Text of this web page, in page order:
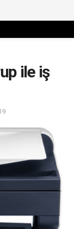
ile iş